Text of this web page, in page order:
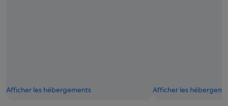
Afficher les hébergements Afficher les